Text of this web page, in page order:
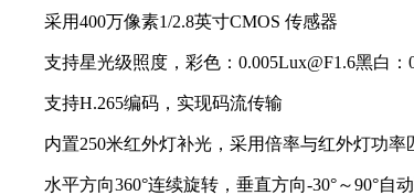
采用400万像素1/2.8英寸CMOS 传感器
支持星光级照度，彩色：0.005Lux@F1.6黑白：
支持H.265编码，实现码流传输
内置250米红外灯补光，采用倍率与红外灯功率
水平方向360°连续旋转，垂直方向-30°～90°自